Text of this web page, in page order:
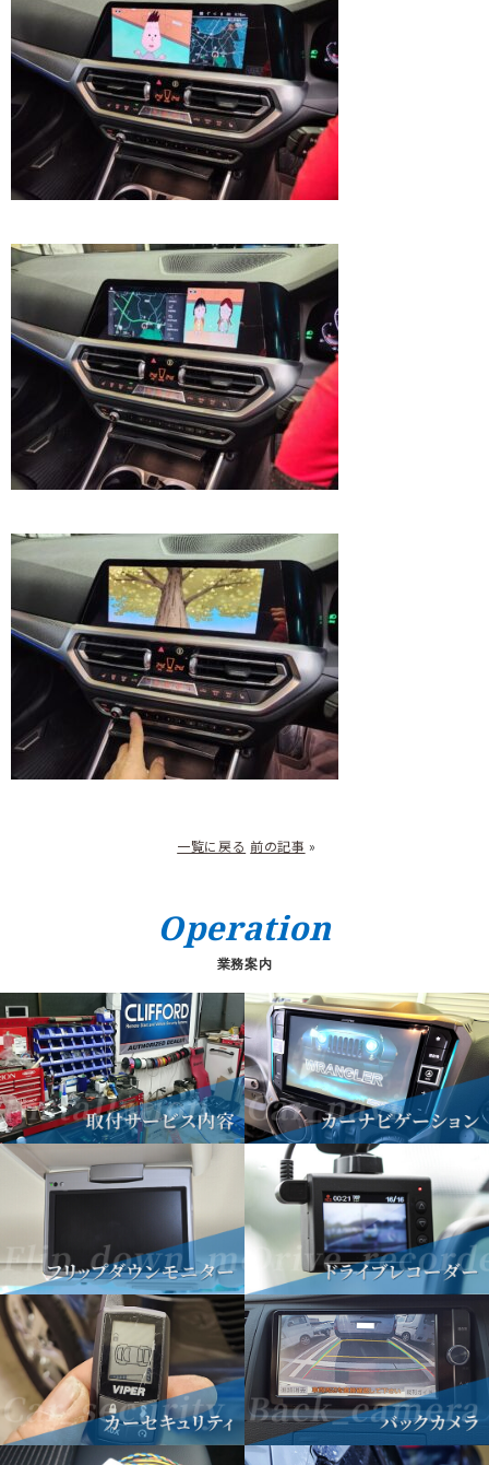
一覧に戻る 前の記事 »
Operation
業務案内